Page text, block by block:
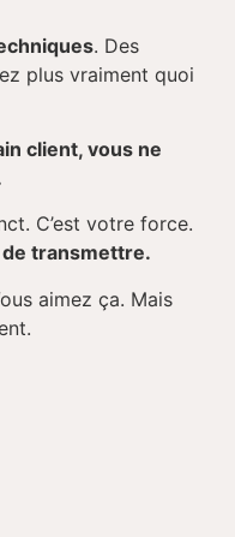
. Des
plus vraiment quoi
client, vous ne
C’est votre force.
de transmettre.
aimez ça. Mais